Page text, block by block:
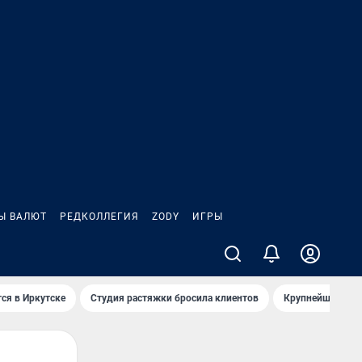
ВАЛЮТ РЕДКОЛЛЕГИЯ ZODY ИГРЫ
в Иркутске Студия растяжки бросила клиентов Крупнейшие